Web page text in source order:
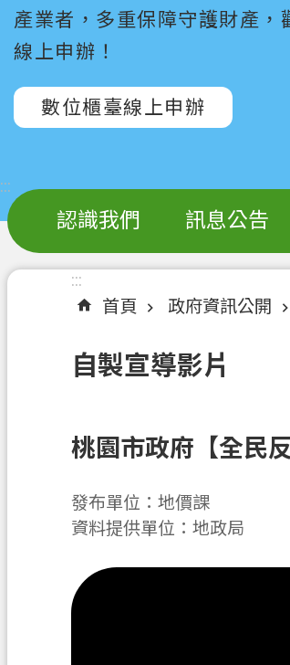
產業者，多重保障守護財產，
線上申辦！
數位櫃臺線上申辦
:::
認識我們 訊息公告
:::
首頁
政府資訊公開
自製宣導影片
桃園市政府【全民
發布單位：地價課
資料提供單位：地政局